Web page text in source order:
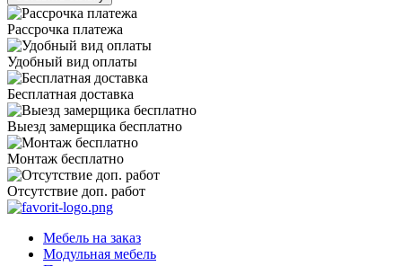
Рассрочка платежа
Удобный вид оплаты
Бесплатная доставка
Выезд замерщика бесплатно
Монтаж бесплатно
Отсутствие доп. работ
Мебель на заказ
Модульная мебель